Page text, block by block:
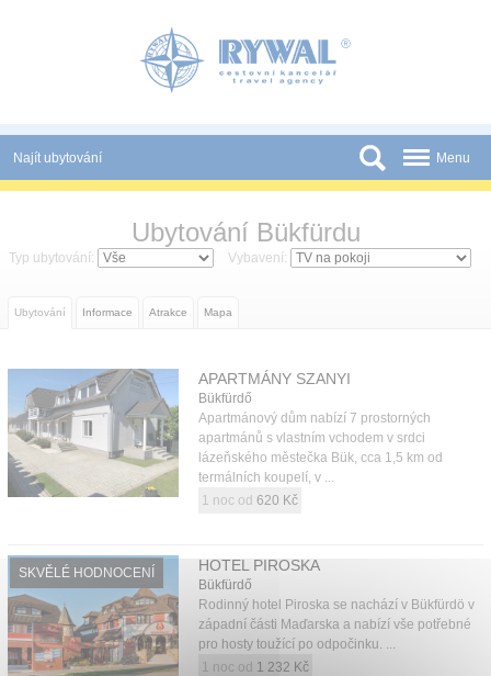
Najít ubytování
Státy
Podmínky
Tištěné katalogy
Kontakt
Menu
Ubytování Bükfürdu
Typ ubytování: Vybavení:
Ubytování Informace Atrakce Mapa
APARTMÁNY SZANYI
Bükfürdő
Apartmánový dům nabízí 7 prostorných
apartmánů s vlastním vchodem v srdci
lázeňského městečka Bük, cca 1,5 km od
termálních koupelí, v ...
1 noc od 620 Kč
SKVĚLÉ HODNOCENÍ HOTEL PIROSKA
Bükfürdő
Rodinný hotel Piroska se nachází v Bükfürdö v
západní části Maďarska a nabízí vše potřebné
pro hosty toužící po odpočinku. ...
1 noc od 1 232 Kč